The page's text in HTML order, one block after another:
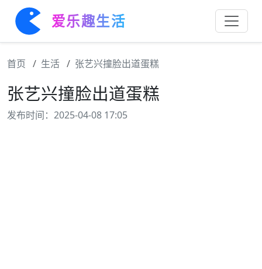
爱乐趣生活
首页 生活 张艺兴撞脸出道蛋糕
张艺兴撞脸出道蛋糕
发布时间：2025-04-08 17:05